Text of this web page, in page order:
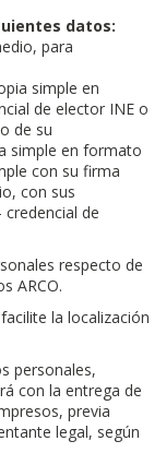
datos:
para
simple en
de elector INE o
de su
simple en formato
con su firma
con sus
de
respecto de
ARCO.
la localización
personales,
con la entrega de
previa
legal, según